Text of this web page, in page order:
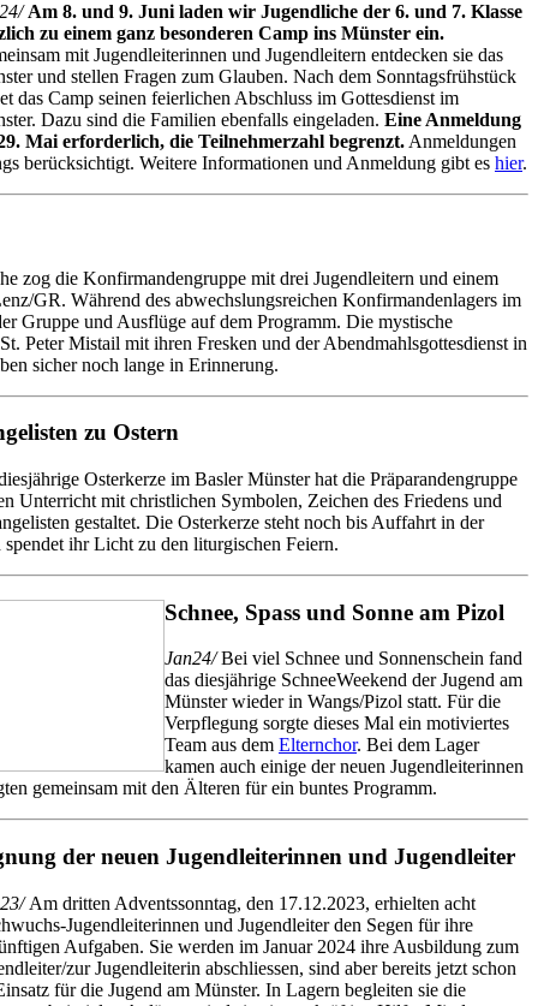
Am 8. und 9. Juni laden wir Jugendliche der 6. und 7. Klasse
zu einem ganz besonderen Camp ins Münster ein.
mit Jugendleiterinnen und Jugendleitern entdecken sie das
und stellen Fragen zum Glauben. Nach dem Sonntagsfrühstück
das Camp seinen feierlichen Abschluss im Gottesdienst im
Dazu sind die Familien ebenfalls eingeladen. Eine Anmeldung
Mai erforderlich, die Teilnehmerzahl begrenzt. Anmeldungen
berücksichtigt. Weitere Informationen und Anmeldung gibt es hier.
zog die Konfirmandengruppe mit drei Jugendleitern und einem
GR. Während des abwechslungsreichen Konfirmandenlagers im
Gruppe und Ausflüge auf dem Programm. Die mystische
Peter Mistail mit ihren Fresken und der Abendmahlsgottesdienst in
sicher noch lange in Erinnerung.
zu Ostern
Osterkerze im Basler Münster hat die Präparandengruppe
Unterricht mit christlichen Symbolen, Zeichen des Friedens und
gestaltet. Die Osterkerze steht noch bis Auffahrt in der
ihr Licht zu den liturgischen Feiern.
Schnee, Spass und Sonne am Pizol
Jan24/Bei viel Schnee und Sonnenschein fand
das diesjährige SchneeWeekend der Jugend am
Münster wieder in Wangs/Pizol statt. Für die
Verpflegung sorgte dieses Mal ein motiviertes
Team aus dem Elternchor. Bei dem Lager
kamen auch einige der neuen Jugendleiterinnen
gemeinsam mit den Älteren für ein buntes Programm.
der neuen Jugendleiterinnen und Jugendleiter
Am dritten Adventssonntag, den 17.12.2023, erhielten acht
Jugendleiterinnen und Jugendleiter den Segen für ihre
Aufgaben. Sie werden im Januar 2024 ihre Ausbildung zum
zur Jugendleiterin abschliessen, sind aber bereits jetzt schon
für die Jugend am Münster. In Lagern begleiten sie die